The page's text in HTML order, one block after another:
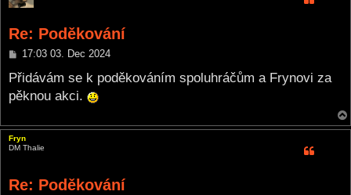
Re: Poděkování
P
s
t
17:03 03. Dec 2024
Přidávám se k poděkováním spoluhráčům a Frynovi za
pěknou akci.
Fryn
DM Thalie
Re: Poděkování